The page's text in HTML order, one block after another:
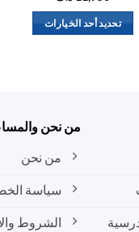
تحديد أحد الخيارات
لهذا
المنتج.
اختيار
من نحن
من نحن
سياسة
الشروط